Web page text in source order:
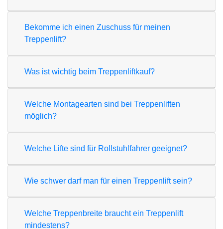
Bekomme ich einen Zuschuss für meinen
Treppenlift?
Was ist wichtig beim Treppenliftkauf?
Welche Montagearten sind bei Treppenliften
möglich?
Welche Lifte sind für Rollstuhlfahrer geeignet?
Wie schwer darf man für einen Treppenlift sein?
Welche Treppenbreite braucht ein Treppenlift
mindestens?